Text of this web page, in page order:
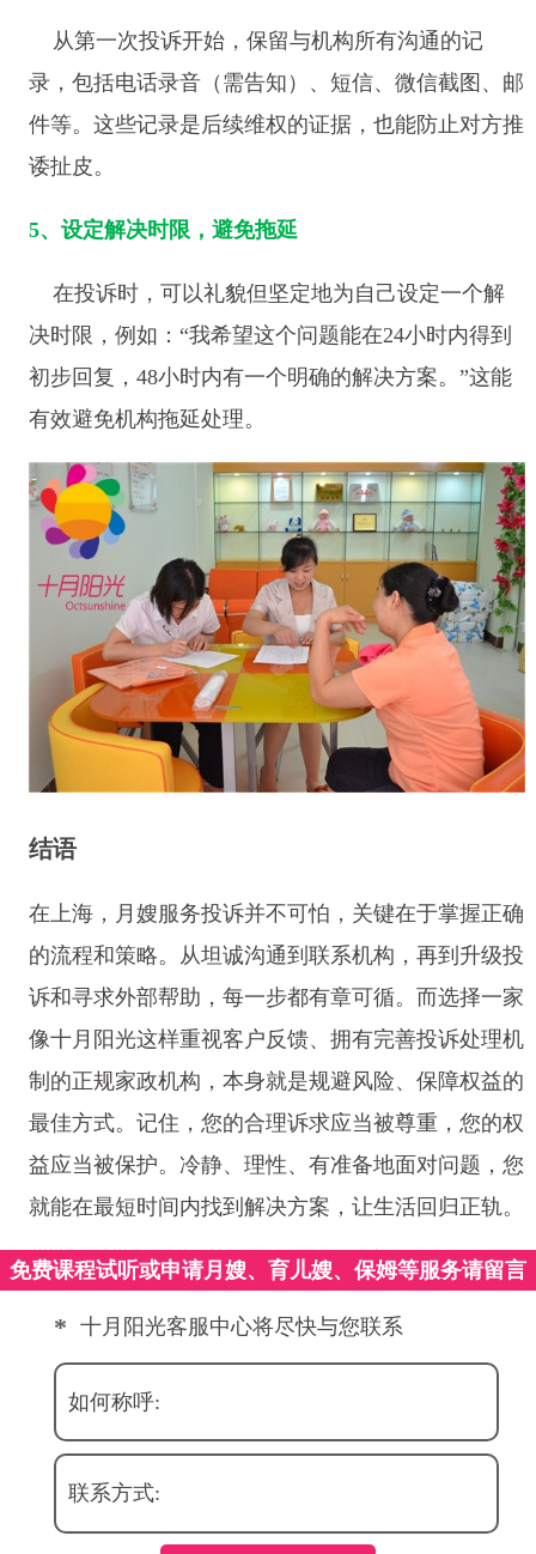
从第一次投诉开始，保留与机构所有沟通的记
录，包括电话录音（需告知）、短信、微信截图、邮
件等。这些记录是后续维权的证据，也能防止对方推
诿扯皮。
5、设定解决时限，避免拖延
在投诉时，可以礼貌但坚定地为自己设定一个解
决时限，例如：“我希望这个问题能在24小时内得到
初步回复，48小时内有一个明确的解决方案。”这能
有效避免机构拖延处理。
结语
在上海，月嫂服务投诉并不可怕，关键在于掌握正确
的流程和策略。从坦诚沟通到联系机构，再到升级投
诉和寻求外部帮助，每一步都有章可循。而选择一家
像十月阳光这样重视客户反馈、拥有完善投诉处理机
制的正规家政机构，本身就是规避风险、保障权益的
最佳方式。记住，您的合理诉求应当被尊重，您的权
益应当被保护。冷静、理性、有准备地面对问题，您
就能在最短时间内找到解决方案，让生活回归正轨。
免费课程试听或申请月嫂、育儿嫂、保姆等服务请留言
* 十月阳光客服中心将尽快与您联系
如何称呼:
联系方式: